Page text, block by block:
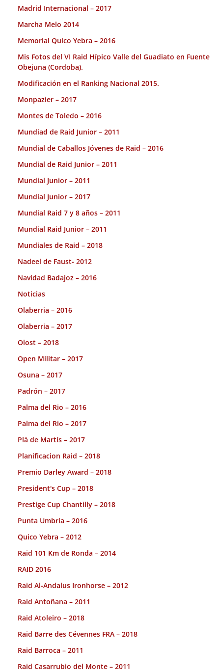
Madrid Internacional – 2017
Marcha Melo 2014
Memorial Quico Yebra – 2016
Mis Fotos del VI Raid Hípico Valle del Guadiato en Fuente
Obejuna (Cordoba).
Modificación en el Ranking Nacional 2015.
Monpazier – 2017
Montes de Toledo – 2016
Mundiad de Raid Junior – 2011
Mundial de Caballos Jóvenes de Raid – 2016
Mundial de Raid Junior – 2011
Mundial Junior – 2011
Mundial Junior – 2017
Mundial Raid 7 y 8 años – 2011
Mundial Raid Junior – 2011
Mundiales de Raid – 2018
Nadeel de Faust- 2012
Navidad Badajoz – 2016
Noticias
Olaberria – 2016
Olaberria – 2017
Olost – 2018
Open Militar – 2017
Osuna – 2017
Padrón – 2017
Palma del Rio – 2016
Palma del Rio – 2017
Plà de Martís – 2017
Planificacion Raid – 2018
Premio Darley Award – 2018
President's Cup – 2018
Prestige Cup Chantilly – 2018
Punta Umbria – 2016
Quico Yebra – 2012
Raid 101 Km de Ronda – 2014
RAID 2016
Raid Al-Andalus Ironhorse – 2012
Raid Antoñana – 2011
Raid Atoleiro – 2018
Raid Barre des Cévennes FRA – 2018
Raid Barroca – 2011
Raid Casarrubio del Monte – 2011